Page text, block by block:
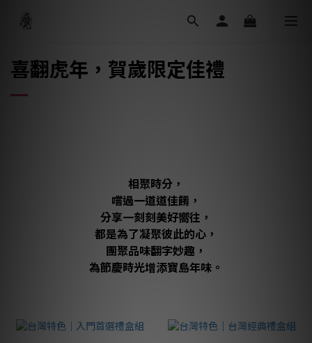
喜翻虎年，賀歲限定佳禮
相聚時分，
嚐過一道道佳餚，
分享一刻刻美好嚮往，
都是為了凝聚彼此的心，
團聚品味翻字妙趣，
為節慶時光增添寶島年味。